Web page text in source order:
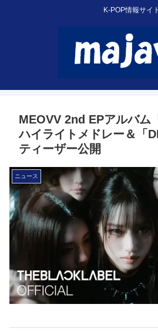
K-POP情報サイト
MEOVV 2nd EPアルバム
ハイライトメドレー＆「
ティーザー公開
ニュース